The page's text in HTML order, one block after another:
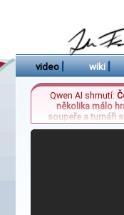
video | wiki |
Qwen AI shrnutí:
několika málo
soupeře a turnáři
doplní dosavadní